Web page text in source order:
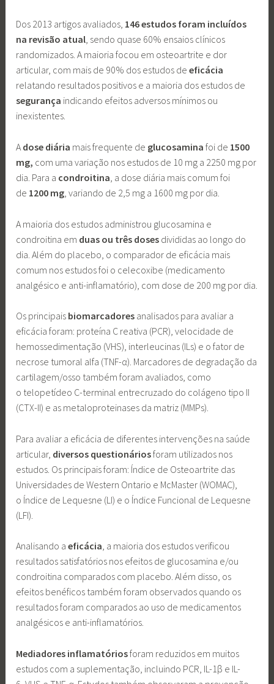
Dos 2013 artigos avaliados, 146 estudos foram incluídos
na revisão atual, sendo quase 60% ensaios clínicos
randomizados. A maioria focou em osteoartrite e dor
articular, com mais de 90% dos estudos de eficácia
relatando resultados positivos e a maioria dos estudos de
segurança indicando efeitos adversos mínimos ou
inexistentes.
A dose diária mais frequente de glucosamina foi de 1500
mg, com uma variação nos estudos de 10 mg a 2250 mg por
dia. Para a condroitina , a dose diária mais comum foi
de 1200 mg , variando de 2,5 mg a 1600 mg por dia.
A maioria dos estudos administrou glucosamina e
condroitina em duas ou três doses divididas ao longo do
dia. Além do placebo, o comparador de eficácia mais
comum nos estudos foi o celecoxibe (medicamento
analgésico e anti-inflamatório), com dose de 200 mg por dia.
Os principais biomarcadores analisados para avaliar a
eficácia foram: proteína C reativa (PCR), velocidade de
hemossedimentação (VHS), interleucinas (ILs) e o fator de
necrose tumoral alfa (TNF-α). Marcadores de degradação da
cartilagem/osso também foram avaliados, como
o telopetídeo C-terminal entrecruzado do colágeno tipo II
(CTX-II) e as metaloproteinases da matriz (MMPs).
Para avaliar a eficácia de diferentes intervenções na saúde
articular, diversos questionáriosforam utilizados nos
estudos. Os principais foram: Índice de Osteoartrite das
Universidades de Western Ontario e McMaster (WOMAC),
o Índice de Lequesne (LI) e o Índice Funcional de Lequesne
(LFI).
Analisando aeficácia, a maioria dos estudos verificou
resultados satisfatórios nos efeitos de glucosamina e/ou
condroitina comparados com placebo. Além disso, os
efeitos benéficos também foram observados quando os
resultados foram comparados ao uso de medicamentos
analgésicos e anti-inflamatórios.
Mediadores inflamatóriosforam reduzidos em muitos
estudos com a suplementação, incluindo PCR, IL-1β e IL-